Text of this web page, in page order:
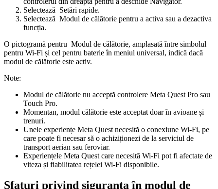
Selectează Setări rapide.
Selectează Modul de călătorie pentru a activa sau a dezactiva
funcția.
O pictogramă pentru Modul de călătorie, amplasată între simbolul
pentru Wi-Fi și cel pentru baterie în meniul universal, indică dacă
modul de călătorie este activ.
Note:
Modul de călătorie nu acceptă controlere Meta Quest Pro sau
Touch Pro.
Momentan, modul călătorie este acceptat doar în avioane și
trenuri.
Unele experiențe Meta Quest necesită o conexiune Wi-Fi, pe
care poate fi necesar să o achiziționezi de la serviciul de
transport aerian sau feroviar.
Experiențele Meta Quest care necesită Wi-Fi pot fi afectate de
viteza și fiabilitatea rețelei Wi-Fi disponibile.
Sfaturi privind siguranța în modul de